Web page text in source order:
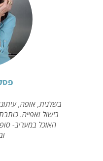
בשלנית, אופה,
בישול ואפייה.
האוכל במעריב-